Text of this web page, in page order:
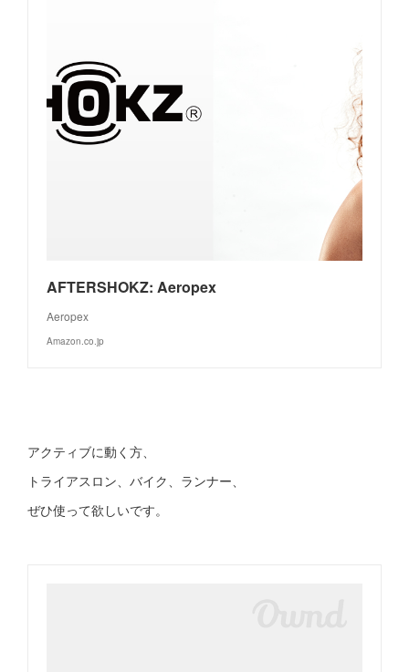
AFTERSHOKZ: Aeropex
Aeropex
Amazon.co.jp
アクティブに動く方、
トライアスロン、バイク、ランナー、
ぜひ使って欲しいです。